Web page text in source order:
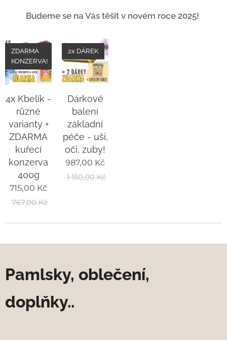
Budeme se na Vás těšit v novém roce 2025!
4x Kbelík -
různé
varianty +
ZDARMA
kuřecí
konzerva
400g
ZDARMA
KONZERVA!
715,00 Kč
767,00Kč
Dárkové
balení
základní
péče - uši,
oči, zuby!
2x DÁREK
987,00 Kč
1 150,00Kč
Pamlsky, oblečení,
doplňky..